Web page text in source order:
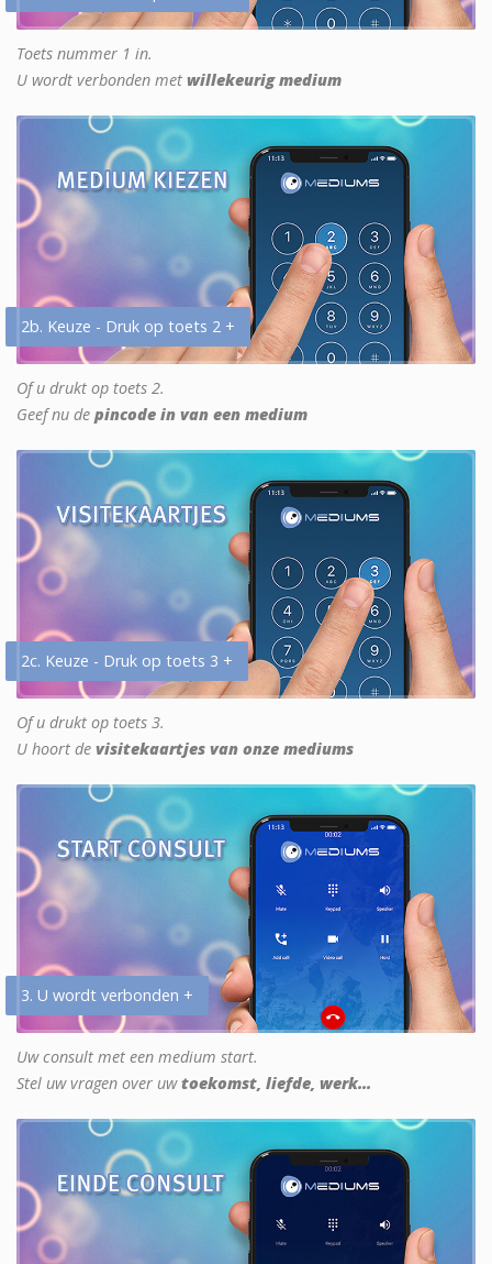
Toets nummer 1 in.
U wordt verbonden met willekeurig medium
2b. Keuze - Druk op toets 2 +
Of u drukt op toets 2.
Geef nu de pincode in van een medium
2c. Keuze - Druk op toets 3 +
Of u drukt op toets 3.
U hoort de visitekaartjes van onze mediums
3. U wordt verbonden +
Uw consult met een medium start.
Stel uw vragen over uwtoekomst, liefde, werk...